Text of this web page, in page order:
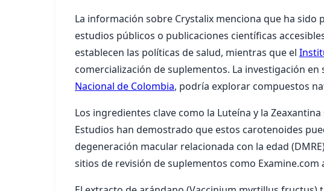
La información sobre Crystalix menciona que ha
estudios públicos o publicaciones científicas
establecen las políticas de salud, mientras que el
comercialización de suplementos. La investigación
Nacional de Colombia, podría explorar compuestos
Los ingredientes clave como la Luteína y la
Estudios han demostrado que estos carotenoides
degeneración macular relacionada con la edad
sitios de revisión de suplementos como